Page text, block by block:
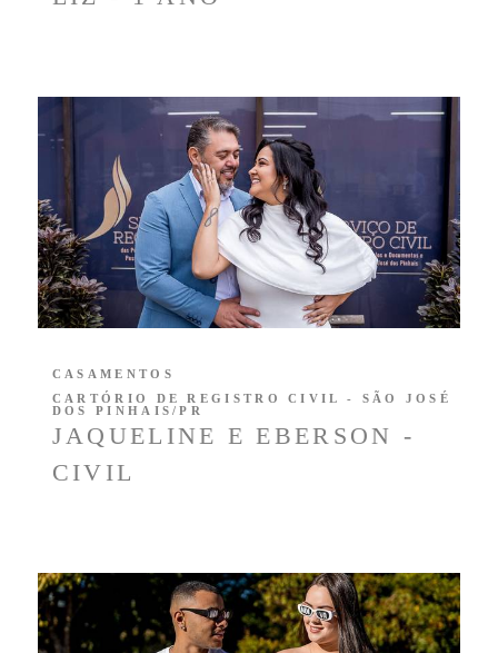
JAQUELINE E EBERSON -
CIVIL
CASAMENTOS
CARTÓRIO DE REGISTRO CIVIL - SÃO JOSÉ
DOS PINHAIS/PR